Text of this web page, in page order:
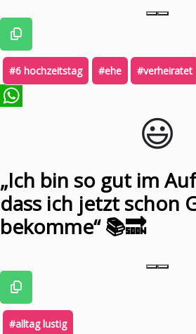
#6 hochzeitstag #ehe #verheiratet
😃️
„Ich bin so gut im
dass ich jetzt schon
bekomme“ 📚🔜
#alltag lustig